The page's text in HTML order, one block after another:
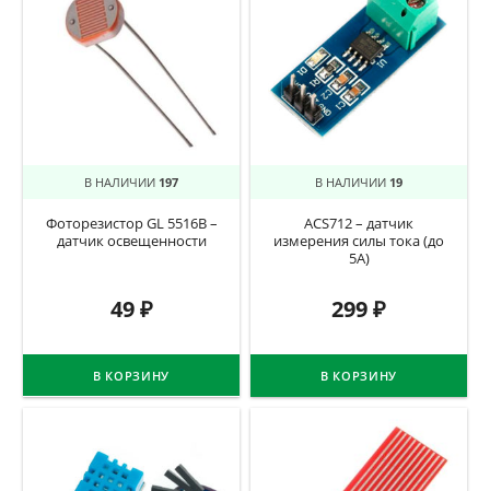
В НАЛИЧИИ 197
Фоторезистор GL 5516B –
датчик освещенности
49₽
В КОРЗИНУ
В НАЛИЧИИ 19
ACS712 – датчик
измерения силы тока (до
5А)
299₽
В КОРЗИНУ